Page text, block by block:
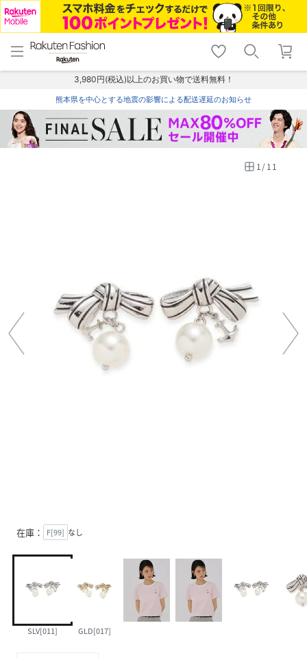
menu home
トップ
shopping_cart lock_outline
ログイン
3,980円(税込)以上のお買い物で送料無料！
熊本県を中心とする地震の影響による配送遅延のお知らせ
1/11
在庫： F[99] なし
SLV[011] GLD[017]